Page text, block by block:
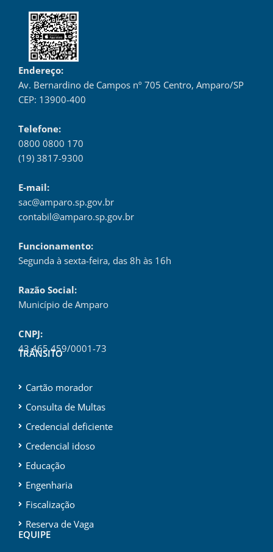
Endereço:
Av. Bernardino de Campos nº 705 Centro, Amparo/SP
CEP: 13900-400
Telefone:
0800 0800 170
(19) 3817-9300
E-mail:
sac@amparo.sp.gov.br
contabil@amparo.sp.gov.br
Funcionamento:
Segunda à sexta-feira, das 8h às 16h
Razão Social:
Município de Amparo
CNPJ:
43.465.459/0001-73
TRÂNSITO
Cartão morador
Consulta de Multas
Credencial deficiente
Credencial idoso
Educação
Engenharia
Fiscalização
Reserva de Vaga
EQUIPE